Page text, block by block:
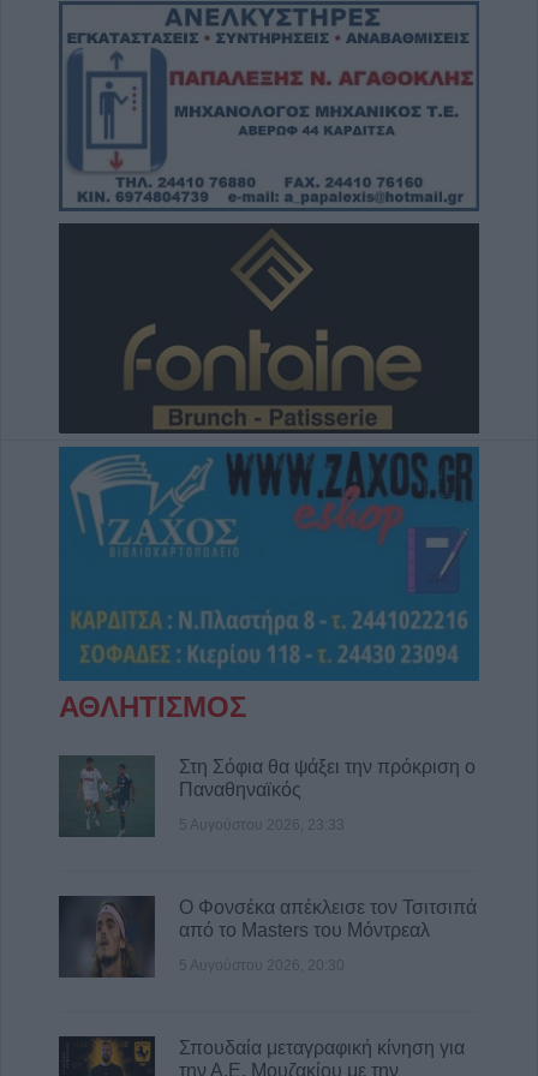
5 Αυγούστου 2026, 20:25
Το Σάββατο 8 Αυγούστου το 40ήμερο
μνημόσυνο του Δημήτριου Παππά
5 Αυγούστου 2026, 20:15
Η Ε.Ο.Α.Σ.Κ. καταδικάζει τη σύλληψη του
προέδρου του Εργατικού Κέντρου Λάρισας
5 Αυγούστου 2026, 19:42
Σπουδαία μεταγραφική κίνηση για την Α.Ε.
Μουζακίου με την απόκτηση του Γιάννη
5 Αυγούστου 2026, 19:38
Τρεις συλλήψεις για εμπρησμούς από
αμέλεια σε Τρίκαλα, Αττική και Πρέβεζα
5 Αυγούστου 2026, 19:24
Άμεση κρατική αρωγή και στήριξη των
πληγέντων - Το σχέδιο αποκατάστασης των
περιοχών που επλήγησαν από τις
πυρκαγιές
Μικροσκοπικές δίνες ανακαλύφθηκαν για
πρώτη φορά στην επιφάνεια του Ήλιου
Επίσκεψη του Υπουργού Υγείας Άδωνι
Σοφάδων(+Φωτο +Βίντεο)
5 Αυγούστου 2026, 16:58
Επιτροπή Ανταγωνισμού: Αναρτήθηκαν τα
προσωπικού
5 Αυγούστου 2026, 16:02
γλυκισμάτων
5 Αυγούστου 2026, 15:48
ΑΘΛΗΤΙΣΜΟΣ
Στη Σόφια θα ψάξει την πρόκριση ο
Παναθηναϊκός
5 Αυγούστου 2026, 23:33
Ο Φονσέκα απέκλεισε τον Τσιτσιπά
από το Masters του Μόντρεαλ
5 Αυγούστου 2026, 20:30
Σπουδαία μεταγραφική κίνηση για
την Α.Ε. Μουζακίου με την